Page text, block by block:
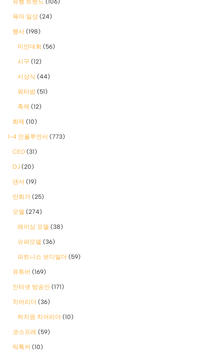
유행 트렌드 (106)
육아 일상 (24)
행사 (198)
미인대회 (56)
시구 (12)
시상식 (44)
워터밤 (51)
축제 (12)
화제 (10)
1-4 인플루언서 (773)
CEO (31)
DJ (20)
댄서 (19)
만화가 (25)
모델 (274)
레이싱 모델 (38)
슈퍼모델 (36)
피트니스 보디빌더 (59)
유튜버 (169)
인터넷 방송인 (171)
치어리더 (36)
하지원 치어리더 (10)
코스프레 (59)
틱톡커 (10)